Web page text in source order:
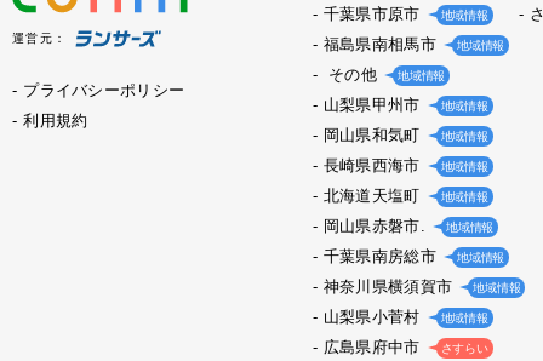
運営元：
プライバシーポリシー
利用規約
千葉県市原市 地域情報
福島県南相馬市 地域情報
その他 地域情報
山梨県甲州市 地域情報
岡山県和気町 地域情報
長崎県西海市 地域情報
北海道天塩町 地域情報
岡山県赤磐市. 地域情報
千葉県南房総市 地域情報
神奈川県横須賀市 地域情報
山梨県小菅村 地域情報
広島県府中市 さすらい